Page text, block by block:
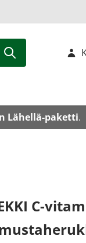
Lähellä-paketti.
C-